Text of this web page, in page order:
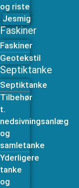
og riste
Jesmig
Faskiner
Faskiner
Geotekstil
Septiktanke
Septiktanke
Tilbehør
t.
nedsivningsanlæg
og
samletanke
Yderligere
tanke
og